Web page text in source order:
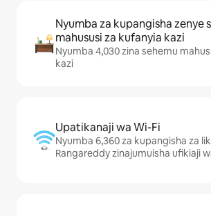
Nyumba za kupangisha zenye
mahususi za kufanyia kazi
Nyumba 4,030 zina sehemu
kazi
Upatikanaji wa Wi-Fi
Nyumba 6,360 za kupangisha za
Rangareddy zinajumuisha ufikiaji